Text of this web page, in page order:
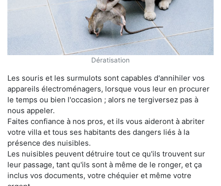
Dératisation
Les souris et les surmulots sont capables d'annihiler vos
appareils électroménagers, lorsque vous leur en procurer
le temps ou bien l'occasion ; alors ne tergiversez pas à
nous appeler.
Faites confiance à nos pros, et ils vous aideront à abriter
votre villa et tous ses habitants des dangers liés à la
présence des nuisibles.
Les nuisibles peuvent détruire tout ce qu'ils trouvent sur
leur passage, tant qu'ils sont à même de le ronger, et ça
inclus vos documents, votre chéquier et même votre